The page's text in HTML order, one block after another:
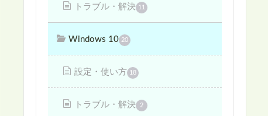
トラブル・解決 11
Windows 10 20
設定・使い方 18
トラブル・解決 2